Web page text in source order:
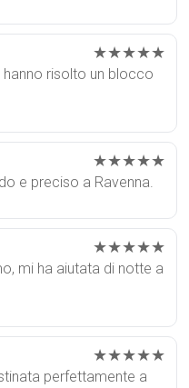
★★★★★
risolto un blocco
★★★★★
e preciso a Ravenna.
★★★★★
mi ha aiutata di notte a
★★★★★
perfettamente a